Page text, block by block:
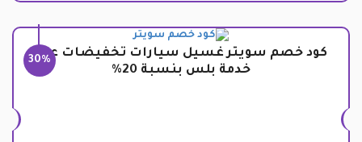
30%
كود خصم سويتر غسيل سيارات تخفيضات على
خدمة بلس بنسبة 20%